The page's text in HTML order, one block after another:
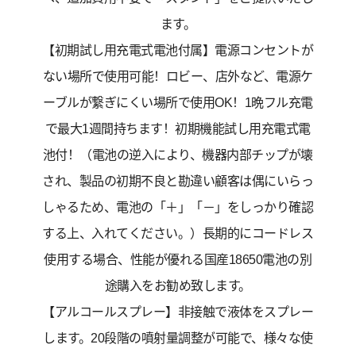
ます。
【初期試し用充電式電池付属】電源コンセントが
ない場所で使用可能！ロビー、店外など、電源ケ
ーブルが繋ぎにくい場所で使用OK！1晩フル充電
で最大1週間持ちます！初期機能試し用充電式電
池付！（電池の逆入により、機器内部チップが壊
され、製品の初期不良と勘違い顧客は偶にいらっ
しゃるため、電池の「＋」「－」をしっかり確認
する上、入れてください。）長期的にコードレス
使用する場合、性能が優れる国産18650電池の別
途購入をお勧め致します。
【アルコールスプレー】非接触で液体をスプレー
します。20段階の噴射量調整が可能で、様々な使